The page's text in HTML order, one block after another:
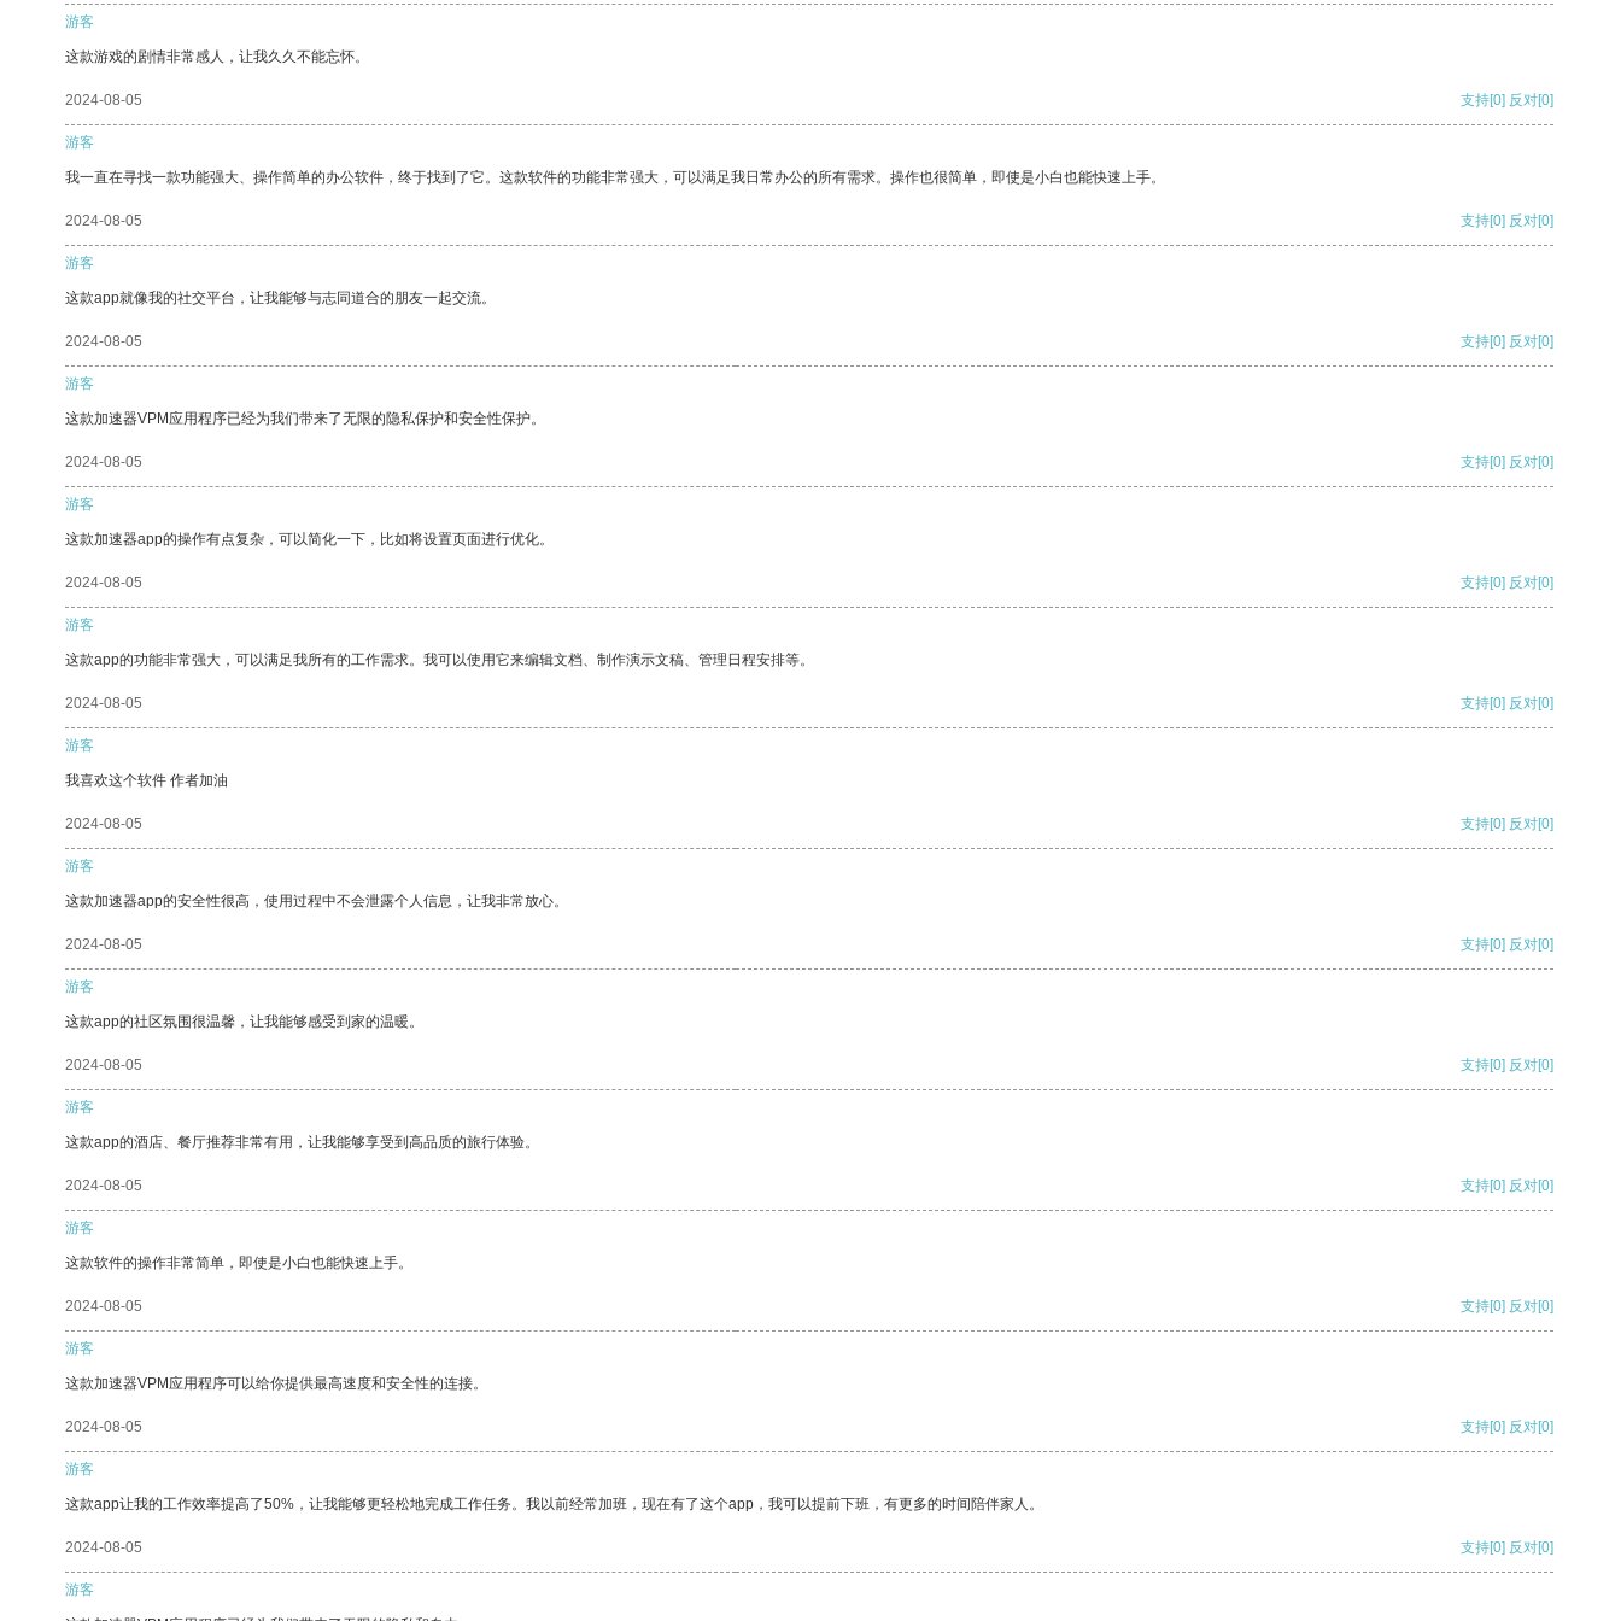
游客
这款游戏的剧情非常感人，让我久久不能忘怀。
2024-08-05 支持[0] 反对[0]
游客
我一直在寻找一款功能强大、操作简单的办公软件，终于找到了它。这款软件的功能非常强大，可以满足我日常办公的所有需求。操作也很简单，即使是小白也能快速上手。
2024-08-05 支持[0] 反对[0]
游客
这款app就像我的社交平台，让我能够与志同道合的朋友一起交流。
2024-08-05 支持[0] 反对[0]
游客
这款加速器VPM应用程序已经为我们带来了无限的隐私保护和安全性保护。
2024-08-05 支持[0] 反对[0]
游客
这款加速器app的操作有点复杂，可以简化一下，比如将设置页面进行优化。
2024-08-05 支持[0] 反对[0]
游客
这款app的功能非常强大，可以满足我所有的工作需求。我可以使用它来编辑文档、制作演示文稿、管理日程安排等。
2024-08-05 支持[0] 反对[0]
游客
我喜欢这个软件 作者加油
2024-08-05 支持[0] 反对[0]
游客
这款加速器app的安全性很高，使用过程中不会泄露个人信息，让我非常放心。
2024-08-05 支持[0] 反对[0]
游客
这款app的社区氛围很温馨，让我能够感受到家的温暖。
2024-08-05 支持[0] 反对[0]
游客
这款app的酒店、餐厅推荐非常有用，让我能够享受到高品质的旅行体验。
2024-08-05 支持[0] 反对[0]
游客
这款软件的操作非常简单，即使是小白也能快速上手。
2024-08-05 支持[0] 反对[0]
游客
这款加速器VPM应用程序可以给你提供最高速度和安全性的连接。
2024-08-05 支持[0] 反对[0]
游客
这款app让我的工作效率提高了50%，让我能够更轻松地完成工作任务。我以前经常加班，现在有了这个app，我可以提前下班，有更多的时间陪伴家人。
2024-08-05 支持[0] 反对[0]
游客